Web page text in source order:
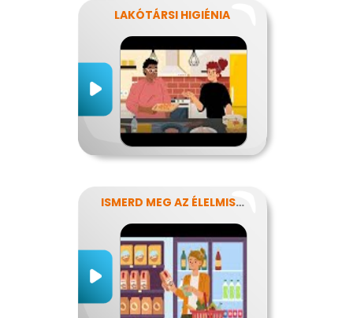
LAKÓTÁRSI HIGIÉNIA
ISMERD MEG AZ ÉLELMISZEREK TITKAIT!